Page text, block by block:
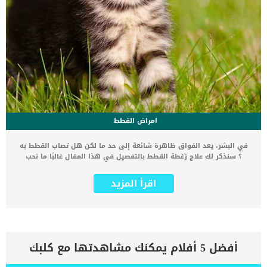
امراض القطط
في البشر، يعد الفواق ظاهرة شائعة إلى حد ما لكن هل تصاب القطط به
؟ سنذكر لك علاج زغطة القطط بالتفصيل في هذا المقال غالبًا ما نحب
مقتنعون بأن القطط يمكنها فهم ما نشعر به، ونعتبر أنهم أذكياء،
وحساسون، وحذرون، وودودون. ونصفهم بكل الصفات التي يمكن أن
إن الفواق أكثر شيوعًا في القطط الصغيرة، ومع ذلك، يمكن أن يحدث في
أي وقت أو عمر مثل البشر تمامًا. ما هي أسباب الفواق عند القطط يحدث
الفواق بشكل عام عندما ينقبض الحجاب الحاجز لا إراديا في نفس الوقت
اقرأ المزيد
أفضل 5 أفلام يمكنك مشاهدتها مع كلبك